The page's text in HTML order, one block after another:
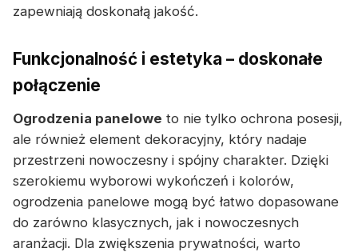
zapewniają doskonałą jakość.
Funkcjonalność i estetyka – doskonałe
połączenie
Ogrodzenia panelowe to nie tylko ochrona posesji,
ale również element dekoracyjny, który nadaje
przestrzeni nowoczesny i spójny charakter. Dzięki
szerokiemu wyborowi wykończeń i kolorów,
ogrodzenia panelowe mogą być łatwo dopasowane
do zarówno klasycznych, jak i nowoczesnych
aranżacji. Dla zwiększenia prywatności, warto